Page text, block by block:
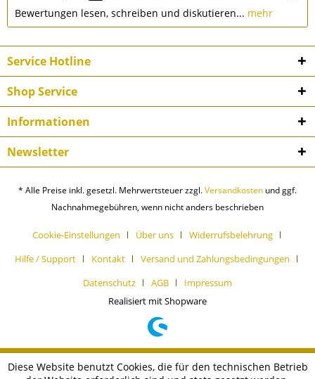
Bewertungen lesen, schreiben und diskutieren... mehr
Service Hotline
Shop Service
Informationen
Newsletter
* Alle Preise inkl. gesetzl. Mehrwertsteuer zzgl.Versandkosten und ggf.
Nachnahmegebühren, wenn nicht anders beschrieben
Cookie-Einstellungen Über uns
Widerrufsbelehrung
Hilfe / Support
Kontakt
Versand und Zahlungsbedingungen
Datenschutz
AGB
Impressum
Realisiert mit Shopware
Diese Website benutzt Cookies, die für den technischen Betrieb